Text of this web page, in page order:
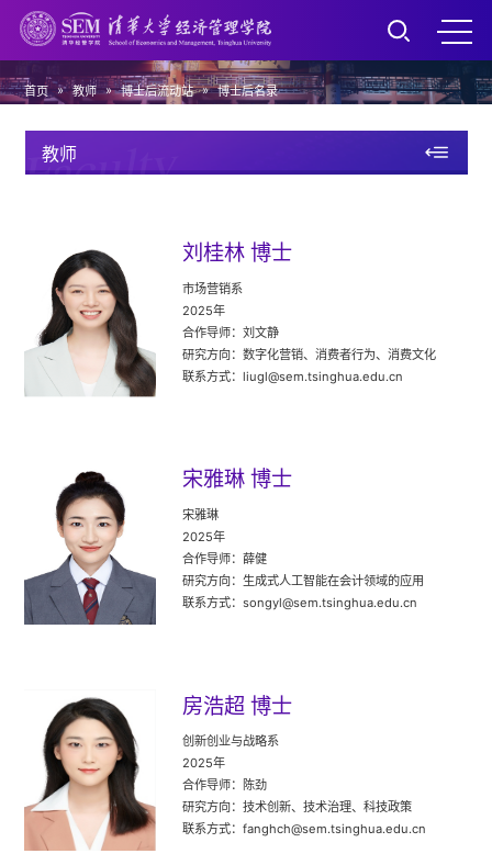
首页 » 教师 » 博士后流动站 » 博士后名录
教师
Faculty
刘桂林 博士
市场营销系
2025年
合作导师：刘文静
研究方向：数字化营销、消费者行为、消费文化
联系方式：liugl@sem.tsinghua.edu.cn
宋雅琳 博士
宋雅琳
2025年
合作导师：薛健
研究方向：生成式人工智能在会计领域的应用
联系方式：songyl@sem.tsinghua.edu.cn
房浩超 博士
创新创业与战略系
2025年
合作导师：陈劲
研究方向：技术创新、技术治理、科技政策
联系方式：fanghch@sem.tsinghua.edu.cn